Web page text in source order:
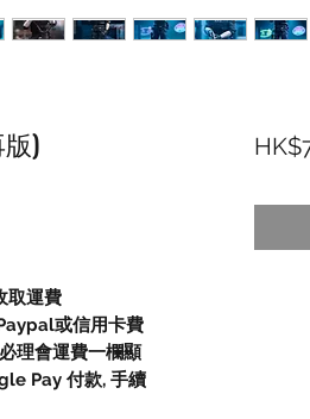
版)
取運費
或信用卡費
理會運費一欄顯
Pay 付款, 手續